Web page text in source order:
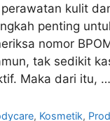
kulit
penting
nomor
tak sedikit
Maka dari itu, …
, Kosmetik,